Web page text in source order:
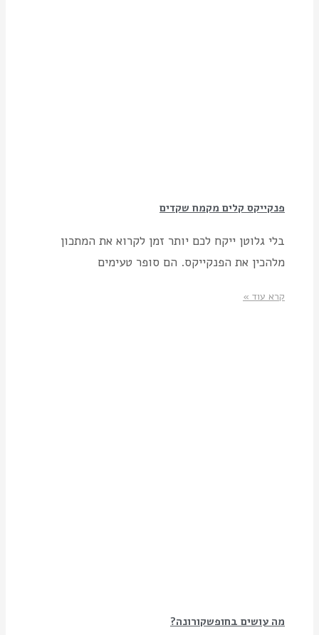
פנקייקס קלים מקמח שקדים
בלי גלוטן ייקח לכם יותר זמן לקרוא את המתכון
מלהכין את הפנקייקס. הם סופר טעימים
קרא עוד »
מה עושים בחופשקורונה?